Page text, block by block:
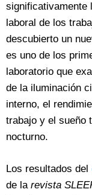
significativamente
laboral de los
descubierto un
es uno de los
laboratorio que
de la iluminación
interno, el
trabajo y el sueño
nocturno.
Los resultados del
de la revista